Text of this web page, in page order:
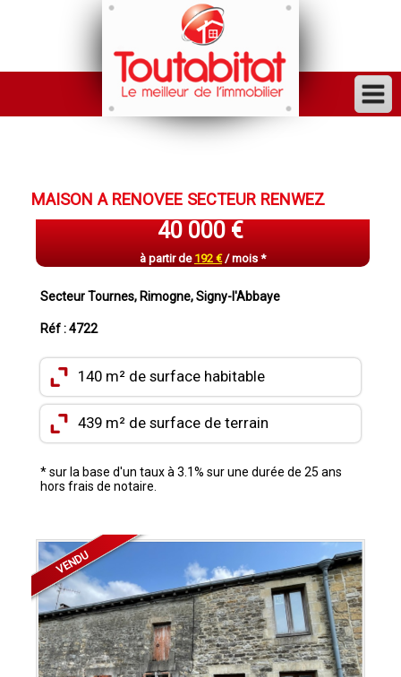
ACHETER
FINANCER
LOUER
VENDU
CONTACT
MAISON A RENOVEE SECTEUR RENWEZ
40 000 €
à partir de 192 €/ mois *
Secteur Tournes, Rimogne, Signy-l'Abbaye
Réf : 4722
140 m² de surface habitable
439 m² de surface de terrain
* sur la base d'un taux à 3.1% sur une durée de 25 ans
hors frais de notaire.
VENDU